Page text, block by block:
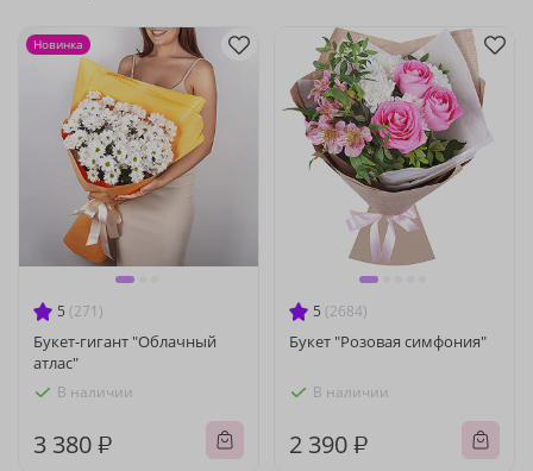
5 (271)
Букет-гигант "Облачный
атлас"
В наличии
3 380 ₽
Новинка
5 (2684)
Букет "Розовая симфония"
В наличии
2 390 ₽